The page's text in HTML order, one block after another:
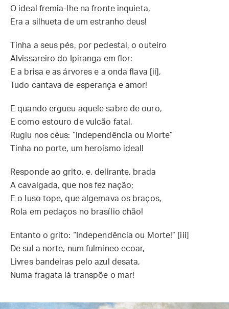
O ideal fremia-lhe na fronte inquieta,
Era a silhueta de um estranho deus!
Tinha a seus pés, por pedestal, o outeiro
Alvissareiro do Ipiranga em flor:
E a brisa e as árvores e a onda flava [ii],
Tudo cantava de esperança e amor!
E quando ergueu aquele sabre de ouro,
E como estouro de vulcão fatal,
Rugiu nos céus: “Independência ou Morte”
Tinha no porte, um heroísmo ideal!
Responde ao grito, e, delirante, brada
A cavalgada, que nos fez nação;
E o luso tope, que algemava os braços,
Rola em pedaços no brasílio chão!
Entanto o grito: “Independência ou Morte!” [iii]
De sul a norte, num fulmíneo ecoar,
Livres bandeiras pelo azul desata,
Numa fragata lá transpõe o mar!